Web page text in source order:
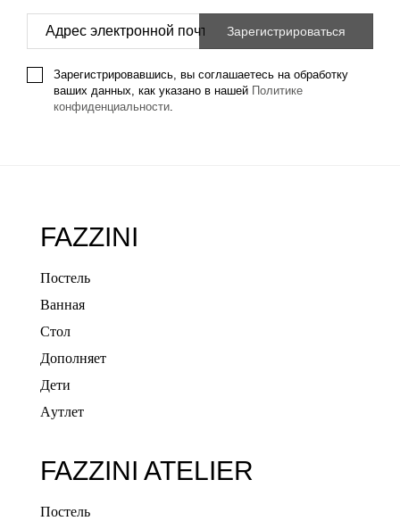
Зарегистрировавшись, вы соглашаетесь на обработку
ваших данных, как указано в нашей Политике
конфиденциальности.
FAZZINI
Постель
Ванная
Стол
Дополняет
Дети
Aутлет
FAZZINI ATELIER
Постель